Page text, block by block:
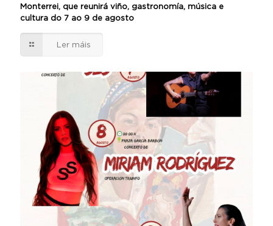
Monterrei, que reunirá viño, gastronomía, música e
cultura do 7 ao 9 de agosto
Ler máis